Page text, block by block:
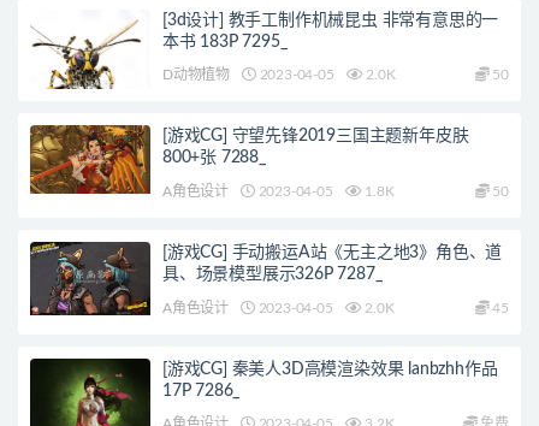
[3d设计] 教手工制作机械昆虫 非常有意思的一
本书 183P 7295_
D动物植物 2023-04-05 2.0K 50
[游戏CG] 守望先锋2019三国主题新年皮肤
800+张 7288_
A角色设计 2023-04-05 1.8K 50
[游戏CG] 手动搬运A站《无主之地3》角色、道
具、场景模型展示326P 7287_
A角色设计 2023-04-05 2.0K 45
[游戏CG] 秦美人3D高模渲染效果 lanbzhh作品
17P 7286_